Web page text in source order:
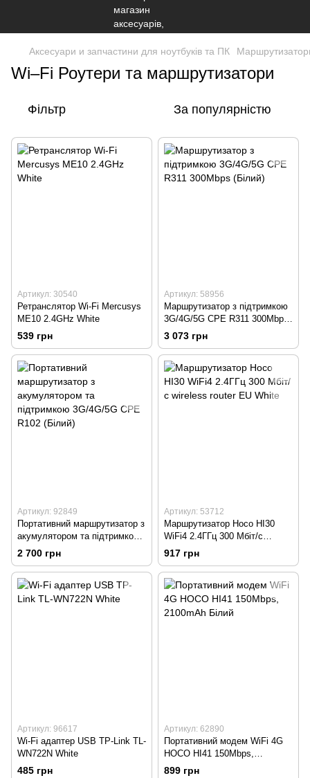
Аксесуари и запчастини для ноутбуків та ПК
Wi–Fi Роутери та маршрутизатори
Фільтр За популярністю
Артикул: 30540
Ретранслятор Wi-Fi Mercusys
ME10 2.4GHz White
539 грн
Артикул: 58956
Маршрутизатор з підтримкою
3G/4G/5G CPE R311 300Mbps
(Білий)
3 073 грн
Артикул: 92849
Портативний маршрутизатор з
акумулятором та підтримкою
3G/4G/5G CPE R102 (Білий)
2 700 грн
Артикул: 53712
Маршрутизатор Hoco HI30
WiFi4 2.4ГГц 300 Мбіт/с
wireless router EU White
917 грн
Артикул: 96617
Wi-Fi адаптер USB TP-Link TL-
WN722N White
485 грн
Артикул: 62890
Портативний модем WiFi 4G
HOCO HI41 150Mbps,
2100mAh Білий
899 грн